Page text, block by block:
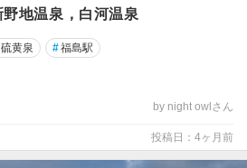
地温泉，白河温泉
硫黄泉 #福島駅
by night owlさん
投稿日：4ヶ月前